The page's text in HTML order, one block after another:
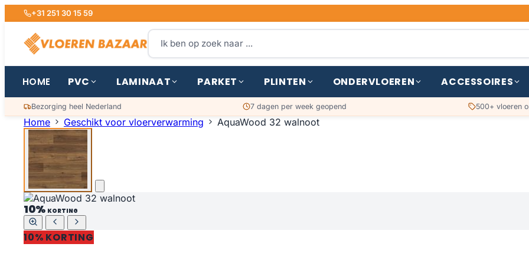
+31 251 30 15 59
HOME PVC LAMINAAT PARKET PLINTEN ONDERVLOEREN ACCESSOIRES
Bezorging heel Nederland 7 dagen per week geopend 500+ vloeren
Home Geschikt voor vloerverwarming AquaWood 32 walnoot
10% KORTING
10% KORTING